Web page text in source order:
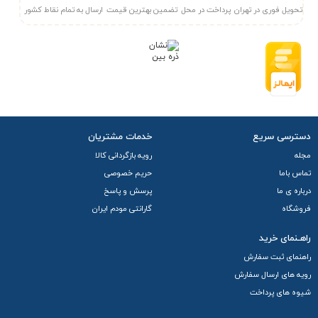
کاربران حرفه‌ای و خانگی را به بهترین شکل ممکن پاسخ می‌دهد.
تحویل فوری در تهران پرداخت در محل تضمین بهترین قیمت ارسال به تمام نقاط کشور
دسترسی سریع
مجله
تماس باما
درباره ی ما
فروشگاه
خدمات مشتریان
رویه بازگردانی کالا
حریم خصوصی
پرسش و پاسخ
گارانتی مودم ایران
راهـنمای خرید
راهنمای ثبت سفارش
رویه های ارسال سفارش
شیوه های پرداخت